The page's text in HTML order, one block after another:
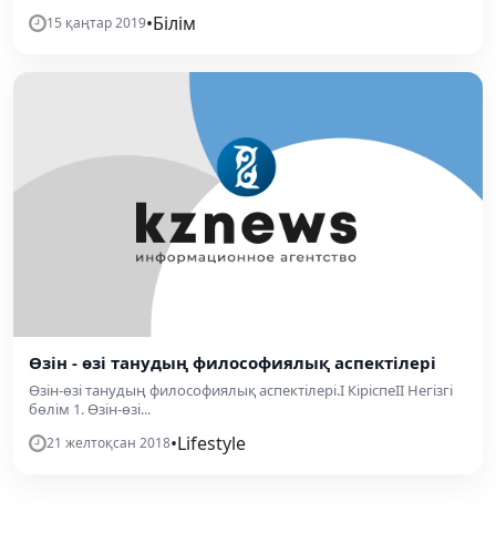
15 қаңтар 2019•Білім
Өзін - өзі танудың философиялық аспектілері
Өзін-өзі танудың философиялық аспектілері.I КіріспеII Негізгі
бөлім 1. Өзін-өзі...
21 желтоқсан 2018•Lifestyle